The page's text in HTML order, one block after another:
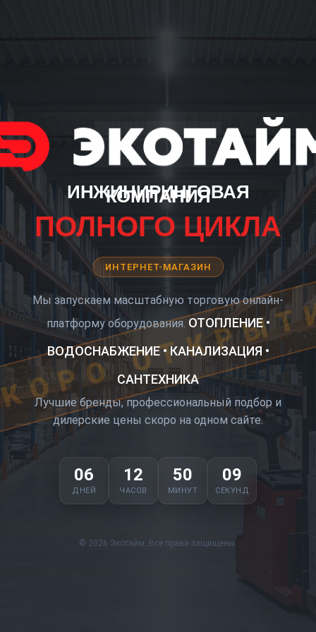
ИНЖИНИРИНГОВАЯ
КОМПАНИЯ
ПОЛНОГО ЦИКЛА
ИНТЕРНЕТ-МАГАЗИН
Мы запускаем масштабную торговую онлайн-
платформу оборудования. ОТОПЛЕНИЕ •
ВОДОСНАБЖЕНИЕ • КАНАЛИЗАЦИЯ •
САНТЕХНИКА
Лучшие бренды, профессиональный подбор и
дилерские цены скоро на одном сайте.
06
ДНЕЙ
12
ЧАСОВ
50
МИНУТ
08
СЕКУНД
© 2026 Экотайм. Все права защищены.